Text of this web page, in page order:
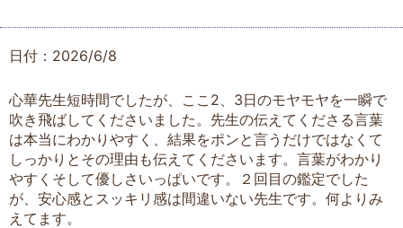
日付：2026/6/8
心華先生短時間でしたが、ここ2、3日のモヤモヤを一瞬で
吹き飛ばしてくださいました。先生の伝えてくださる言葉
は本当にわかりやすく、結果をポンと言うだけではなくて
しっかりとその理由も伝えてくださいます。言葉がわかり
やすくそして優しさいっぱいです。２回目の鑑定でした
が、安心感とスッキリ感は間違いない先生です。何よりみ
えてます。